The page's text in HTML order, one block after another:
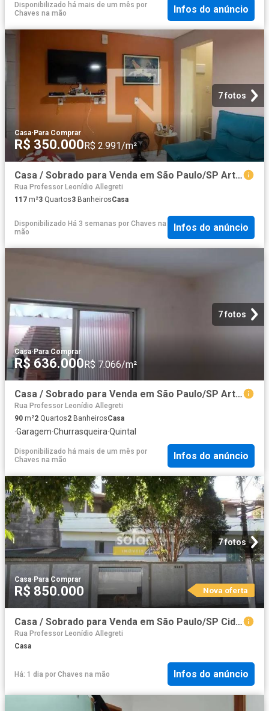
Disponibilizado há mais de um mês por
Chaves na mão
Infos do anúncio
7 fotos
Casa· Para Comprar
R$ 350.000R$ 2.991/m²
Casa / Sobrado para Venda em São Paulo/SP Artur Alvim 3 Quartos
Rua Professor Leonídio Allegreti
117 m²3 Quartos3 BanheirosCasa
Disponibilizado Há 3 semanas por Chaves na
mão
Infos do anúncio
7 fotos
Casa·Para Comprar
R$ 636.000R$ 7.066/m²
Casa / Sobrado para Venda em São Paulo/SP Artur Alvim 2 Quartos
Rua Professor Leonídio Allegreti
90 m²2 Quartos2 BanheirosCasa
·Garagem·Churrasqueira·Quintal
Disponibilizado há mais de um mês por
Chaves na mão
Infos do anúncio
7 fotos
Casa· Para Comprar
R$ 850.000 Nova oferta
Casa / Sobrado para Venda em São Paulo/SP Cidade Patriarca
Rua Professor Leonídio Allegreti
Casa
Há: 1 dia por Chaves na mão Infos do anúncio